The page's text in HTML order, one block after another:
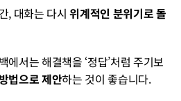
, 대화는 다시 위계적인 분위기로 돌
서는 해결책을 ‘정답’처럼 주기보
법으로 제안하는 것이 좋습니다.